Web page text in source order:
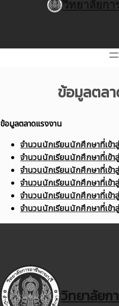
วิทยาลัยกา
ข้อมูลตล
ข้อมูลตลาดแรงงาน
จำนวนนักเรียนนักศึกษาที่เข้า
จำนวนนักเรียนนักศึกษาที่เข้า
จำนวนนักเรียนนักศึกษาที่เข้า
จำนวนนักเรียนนักศึกษาที่เข้า
จำนวนนักเรียนนักศึกษาที่เข้า
จำนวนนักเรียนนักศึกษาที่เข้า
วิทยาลัยก